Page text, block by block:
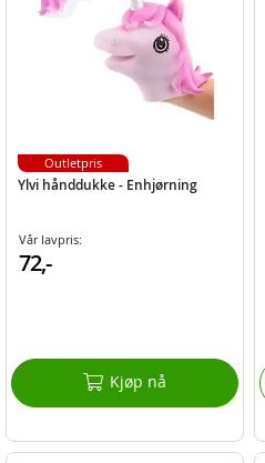
Ylvi hånddukke - Enhjørning
Vår lavpris:
72,-
Kjøp nå
Outletpris